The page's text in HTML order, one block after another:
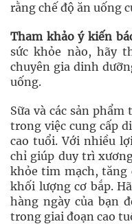
rằng chế độ ăn uống
Tham khảo ý kiến
sức khỏe nào, hãy
chuyên gia dinh
uống.
Sữa và các sản
trong việc cung cấp
cao tuổi. Với nhiều
chỉ giúp duy trì
khỏe tim mạch, tăng
khối lượng cơ bắp.
hàng ngày của bạn
trong giai đoạn cao